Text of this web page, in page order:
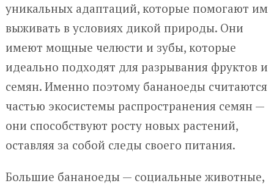
уникальных адаптаций, которые помогают им
выживать в условиях дикой природы. Они
имеют мощные челюсти и зубы, которые
идеально подходят для разрывания фруктов и
семян. Именно поэтому бананоеды считаются
частью экосистемы распространения семян —
они способствуют росту новых растений,
оставляя за собой следы своего питания.
Большие бананоеды — социальные животные,